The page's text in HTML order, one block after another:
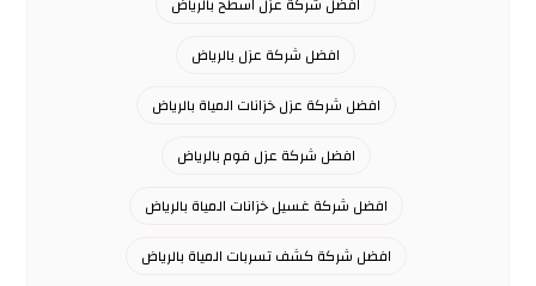
افضل شركة عزل بالرياض
افضل شركة عزل خزانات المياة بالرياض
افضل شركة عزل فوم بالرياض
افضل شركة غسيل خزانات المياة بالرياض
افضل شركة كشف تسربات المياة بالرياض